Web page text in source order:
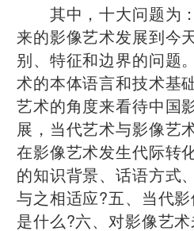
其中，十大问题为：
来的影像艺术发展到今
别、特征和边界的问题
术的本体语言和技术基
艺术的角度来看待中国
展，当代艺术与影像艺
在影像艺术发生代际转
的知识背景、话语方式
与之相适应?五、当代
是什么?六、对影像艺